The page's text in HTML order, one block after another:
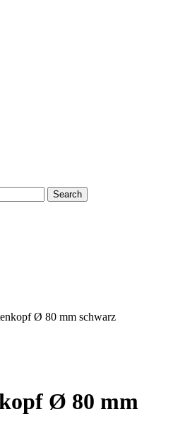
Search
Ø 80 mm schwarz
Ø 80 mm